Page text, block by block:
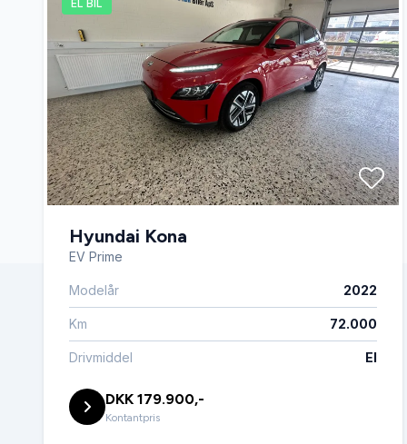
EL BIL
Hyundai Kona
EV Prime
Modelår 2022
Km 72.000
Drivmiddel El
DKK 179.900,-
Kontantpris